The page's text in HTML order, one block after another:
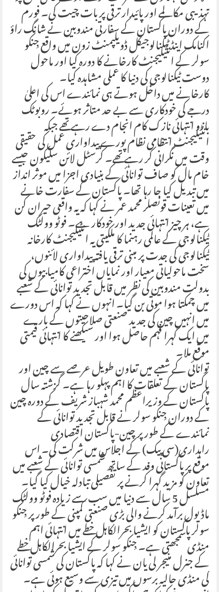
تہذیبی مکالمے اور پائیدار ترقی پر بات چیت کی۔ فورم
کے دوران پاکستان کے سفارتی مندوبین نے شانگ راؤ
اکنامک اینڈ ٹیکنالوجیکل ڈویلپمنٹ زون میں واقع جِنکو
سولر کے انٹیلیجنٹ کارخانے کا دورہ کیا اور ماحول
دوست ٹیکنالوجی کی دنیا کا عملی مشاہدہ کیا۔
کارخانے میں داخل ہوتے ہی نمائندے اس کی اعلیٰ
درجے کی خودکاری سے بے حد متاثر ہوئے۔ روبوٹک
بازو انتہائی نازک کام انجام دے رہے تھے جبکہ
انٹیلیجنٹ انتظامی نظام پورے پیداواری عمل کی حقیقی
وقت میں نگرانی کر رہے تھے۔ کرسٹل لائن سلیکون جیسے
خام مال کو صاف توانائی کے بنیادی اجزا میں موثر انداز
میں تبدیل کیا جا رہا تھا۔ پاکستان کے سفارت خانے
میں تعینات قونصلر محمد عمر نے کہا کہ یہ واقعی حیران کن
ہے، ہر چیز انتہائی جدید اور خودکار ہے۔ فوٹو وولٹک
ٹیکنالوجی کے عالمی رہنما کا ملکیتی یہ انٹیلیجنٹ کارخانہ
ٹیکنالوجی کی جدت پر مبنی ترقی یافتہ پیداواری لائنوں،
سخت ماحولیاتی معیار اور نمایاں اختراعی کامیابیوں کی
بدولت مندوبین کی نظر میں قابل تجدید توانائی کے شعبے
میں چمکتا ہوا موتی بن گیا۔ انہوں نے کہا کہ اس دورے
میں انہیں چین کی جدید صنعتی صلاحیتوں کے بارے
میں ایک گہرا فہم حاصل ہوا اور سیکھنے کا انتہائی قیمتی
موقع ملا۔
توانائی کے شعبے میں تعاون طویل عرصے سے چین اور
پاکستان کے تعلقات کا اہم پہلو رہا ہے۔ گزشتہ سال
پاکستان کے وزیراعظم محمد شہباز شریف کے دورہ چین
کے دوران جِنکو سولر نے قابل تجدید توانائی کے
نمائندے کے طور پر چین-پاکستان اقتصادی
راہداری(سی پیک) کے اجلاس میں شرکت کی۔ اس
موقع پر پاکستانی وفد کے ساتھ شمسی توانائی کے شعبے میں
تعاون کو مزید گہرا کرنے پر تفصیلی تبادلہ خیال کیا گیا۔
مسلسل 5 سال سے دنیا میں سب سے زیادہ فوٹو وولٹک
ماڈیول برآمد کرنے والی بڑی صنعتی کمپنی کے طور پر جِنکو
سولر پاکستان کو ایشیا بحرالکاہل خطے میں انتہائی اہم
منڈی سمجھتی ہے۔ جِنکو سولر کے ایشیا بحرالکاہل خطے
کے جنرل منیجر لی یان نے کہا کہ پاکستان کی شمسی توانائی
کی منڈی حالیہ برسوں میں تیزی سے وسیع ہوئی ہے۔